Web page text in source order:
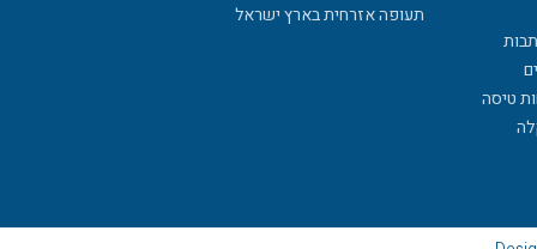
טיסה
תעופה אזרחית בארץ ישראל